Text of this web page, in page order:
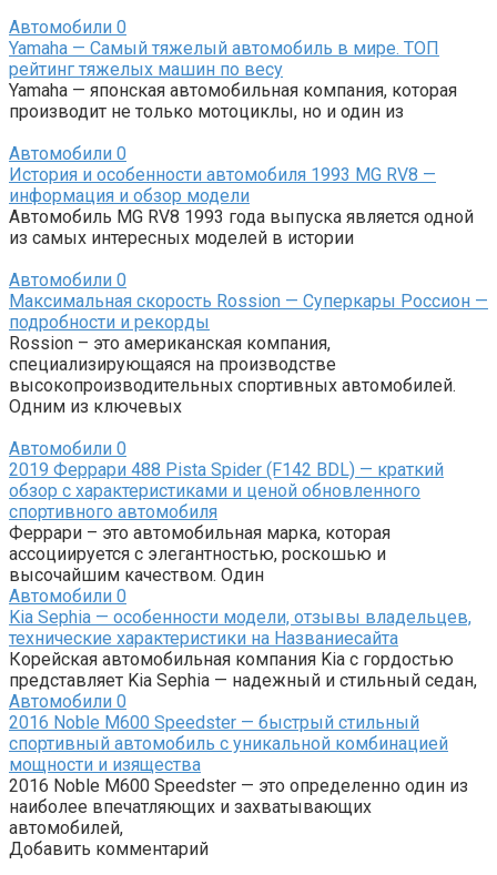
Автомобили 0
Yamaha — Самый тяжелый автомобиль в мире. ТОП
рейтинг тяжелых машин по весу
Yamaha — японская автомобильная компания, которая
производит не только мотоциклы, но и один из
Автомобили 0
История и особенности автомобиля 1993 MG RV8 —
информация и обзор модели
Автомобиль MG RV8 1993 года выпуска является одной
из самых интересных моделей в истории
Автомобили 0
Максимальная скорость Rossion — Суперкары Россион —
подробности и рекорды
Rossion – это американская компания,
специализирующаяся на производстве
высокопроизводительных спортивных автомобилей.
Одним из ключевых
Автомобили 0
2019 Феррари 488 Pista Spider (F142 BDL) — краткий
обзор с характеристиками и ценой обновленного
спортивного автомобиля
Феррари – это автомобильная марка, которая
ассоциируется с элегантностью, роскошью и
высочайшим качеством. Один
Автомобили 0
Kia Sephia — особенности модели, отзывы владельцев,
технические характеристики на Названиесайта
Корейская автомобильная компания Kia с гордостью
представляет Kia Sephia — надежный и стильный седан,
Автомобили 0
2016 Noble M600 Speedster — быстрый стильный
спортивный автомобиль с уникальной комбинацией
мощности и изящества
2016 Noble M600 Speedster — это определенно один из
наиболее впечатляющих и захватывающих
автомобилей,
Добавить комментарий